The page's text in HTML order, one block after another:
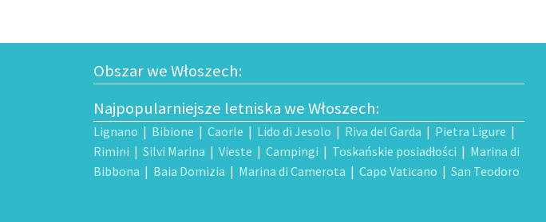
Obszar we Włoszech:
Najpopularniejsze letniska we Włoszech:
Lignano | Bibione | Caorle | Lido di Jesolo | Riva del Garda | Pietra Ligure |
Rimini | Silvi Marina | Vieste | Campingi | Toskańskie posiadłości | Marina di
Bibbona | Baia Domizia | Marina di Camerota | Capo Vaticano | San Teodoro